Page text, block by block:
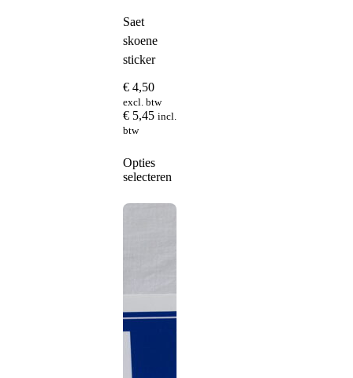
Saet
skoene
sticker
€ 4,50
excl. btw
€ 5,45 incl.
btw
Opties
selecteren
meerdere
de